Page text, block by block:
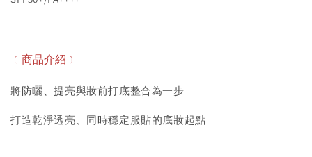
﹝商品介紹﹞
將防曬、提亮與妝前打底整合為一步
打造乾淨透亮、同時穩定服貼的底妝起點